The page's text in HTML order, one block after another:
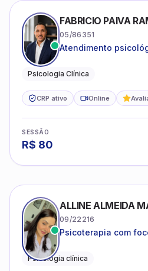
FABRICIO PAIVA
05/86351
Atendimento
Psicologia Clínica
CRP ativo Online
SESSÃO
R$ 80
ALLINE ALMEIDA
09/22216
Psicoterapia com
adolescentes e
Psicologia clínica